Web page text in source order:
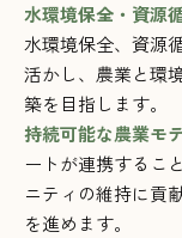
水環境保全・資源
水環境保全、資源
活かし、農業と環
築を目指します。
持続可能な農業モ
ートが連携するこ
ニティの維持に貢
を進めます。